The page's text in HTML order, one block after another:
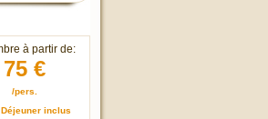
à partir de:
75 €
/pers.
inclus